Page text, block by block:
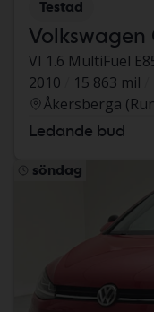
Testad
Volkswagen
VI 1.6 MultiFuel
2010
15 863 mil
Åkersberga
Ledande bud
söndag